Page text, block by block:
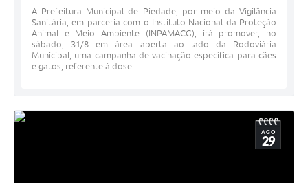
A Prefeitura Municipal de Piedade, por meio da Vigilância
Sanitária, em parceria com o Instituto Nacional da Proteção
Animal e Meio Ambiente (INPAMACG), irá promover, no
sábado, 31/8 em área aberta ao lado da Rodoviária
Municipal, uma campanha de vacinação específica para cães
e gatos, referente à dose...
AGO
29